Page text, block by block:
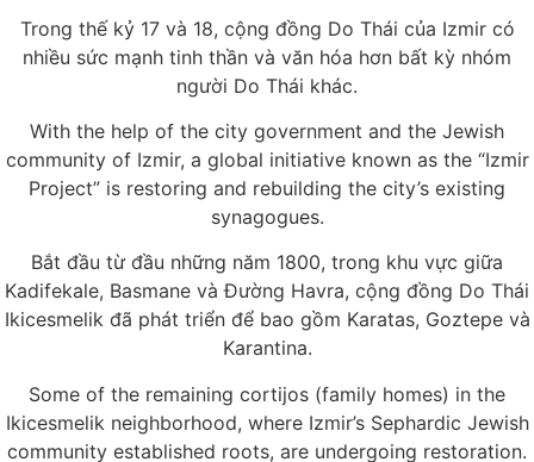
Trong thế kỷ 17 và 18, cộng đồng Do Thái của Izmir có
nhiều sức mạnh tinh thần và văn hóa hơn bất kỳ nhóm
người Do Thái khác.
With the help of the city government and the Jewish
community of Izmir, a global initiative known as the “Izmir
Project” is restoring and rebuilding the city’s existing
synagogues.
Bắt đầu từ đầu những năm 1800, trong khu vực giữa
Kadifekale, Basmane và Đường Havra, cộng đồng Do Thái
Ikicesmelik đã phát triển để bao gồm Karatas, Goztepe và
Karantina.
Some of the remaining cortijos (family homes) in the
Ikicesmelik neighborhood, where Izmir’s Sephardic Jewish
community established roots, are undergoing restoration.